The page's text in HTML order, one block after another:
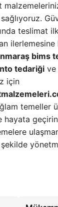
teslimat
ilerlemesine
bims
tedariği ve
için
temeller
hayata